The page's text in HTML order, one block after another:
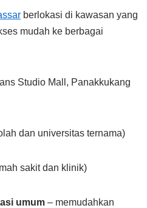
berlokasi di kawasan yang
mudah ke berbagai
Studio Mall, Panakkukang
dan universitas ternama)
sakit dan klinik)
umum – memudahkan